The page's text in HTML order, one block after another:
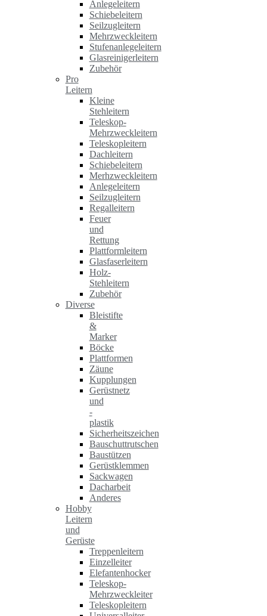
Anlegeleitern
Schiebeleitern
Seilzugleitern
Mehrzweckleitern
Stufenanlegeleitern
Glasreinigerleitern
Zubehör
Pro
Leitern
Kleine
Stehleitern
Teleskop-
Mehrzweckleitern
Teleskopleitern
Dachleitern
Schiebeleitern
Merhzweckleitern
Anlegeleitern
Seilzugleitern
Regalleitern
Feuer
und
Rettung
Plattformleitern
Glasfaserleitern
Holz-
Stehleitern
Zubehör
Diverse
Bleistifte
&
Marker
Böcke
Plattformen
Zäune
Kupplungen
Gerüstnetz
und
-
plastik
Sicherheitszeichen
Bauschuttrutschen
Baustützen
Gerüstklemmen
Sackwagen
Dacharbeit
Anderes
Hobby
Leitern
und
Gerüste
Treppenleitern
Einzelleiter
Elefantenhocker
Teleskop-
Mehrzweckleiter
Teleskopleitern